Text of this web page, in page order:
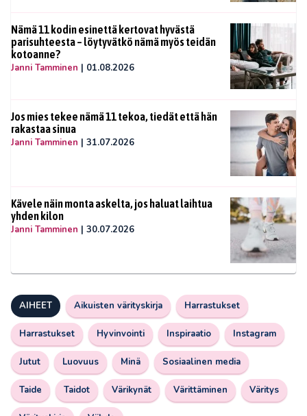
Nämä 11 kodin esinettä kertovat hyvästä
parisuhteesta – löytyvätkö nämä myös teidän
kotoanne?
Janni Tamminen | 01.08.2026
Jos mies tekee nämä 11 tekoa, tiedät että hän
rakastaa sinua
Janni Tamminen | 31.07.2026
Kävele näin monta askelta, jos haluat laihtua
yhden kilon
Janni Tamminen | 30.07.2026
AIHEET Aikuisten värityskirja Harrastukset
Harrastukset Hyvinvointi Inspiraatio Instagram
Jutut Luovuus Minä Sosiaalinen media
Taide Taidot Värikynät Värittäminen Väritys